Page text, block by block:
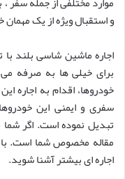
و استقبال ویژه از یک
اجاره ماشین شاسی بلند
برای خیلی ها به صرفه می
خودروها، اقدام به اجاره
سفری و ایمنی این
تبدیل نموده است. اگر شما
مقاله مخصوص شما است. با
اجاره ای بیشتر آشنا شوید.